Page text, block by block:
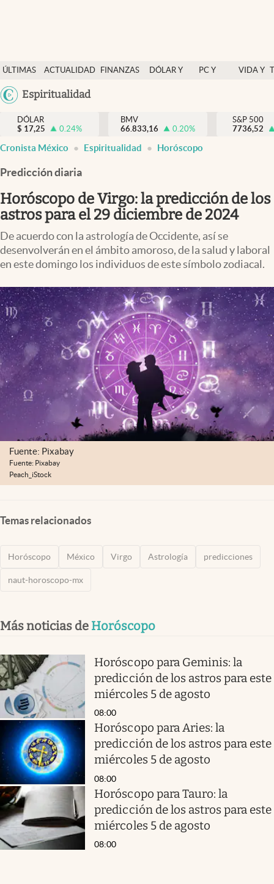
ÚLTIMAS
NOTICIAS
ACTUALIDAD
FINANZAS
DÓLAR Y
PC Y
VIDA Y
México
Espiritualidad
Actualidad
Finanzas y economía
Dólar y mercados
Pc y celular
Vida y estilo
Espiritualidad
Mediakit
abre en nueva pestaña
México
DÓLAR
$ 17,25 0.24%
BMV
66.833,16
0.20%
S&P 500
7736,52
Cronista México Espiritualidad Horóscopo
Predicción diaria
Horóscopo de Virgo: la predicción de los
astros para el 29 diciembre de 2024
De acuerdo con la astrología de Occidente, así se
desenvolverán en el ámbito amoroso, de la salud y laboral
en este domingo los individuos de este símbolo zodiacal.
Fuente: Pixabay
Fuente: Pixabay
Peach_iStock
Temas relacionados
Horóscopo México Virgo Astrología predicciones
naut-horoscopo-mx
Más noticias de Horóscopo
Horóscopo para Geminis: la
predicción de los astros para este
miércoles 5 de agosto
08:00
Horóscopo para Aries: la
predicción de los astros para este
miércoles 5 de agosto
08:00
Horóscopo para Tauro: la
predicción de los astros para este
miércoles 5 de agosto
08:00